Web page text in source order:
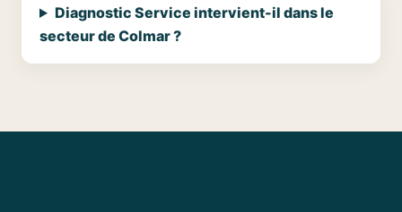
Diagnostic Service intervient-il dans le
secteur de Colmar ?